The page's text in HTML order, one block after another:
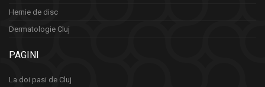
Hernie de disc
Dermatologie Cluj
PAGINI
La doi pasi de Cluj